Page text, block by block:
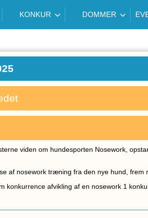
KONKUR DOMMER
viden om hundesporten Nosework,
af nosework træning fra den nye hund, frem
konkurrence afvikling af en nosework 1